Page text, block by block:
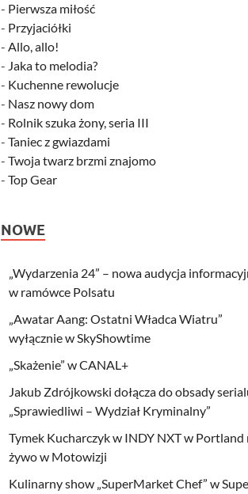
- Pierwsza miłość
- Przyjaciółki
-Allo, allo!
- Jaka to melodia?
- Kuchenne rewolucje
- Nasz nowy dom
- Rolnik szuka żony, seria III
-Taniec z gwiazdami
-Twoja twarz brzmi znajomo
-Top Gear
NOWE
„Wydarzenia 24” – nowa audycja
w ramówce Polsatu
„Awatar Aang: Ostatni Władca Wiatru”
wyłącznie w SkyShowtime
„Skażenie” w CANAL+
Jakub Zdrójkowski dołącza do obsady
„Sprawiedliwi – Wydział Kryminalny”
Tymek Kucharczyk w INDY NXT w Portland
żywo w Motowizji
Kulinarny show „SuperMarket Chef” w